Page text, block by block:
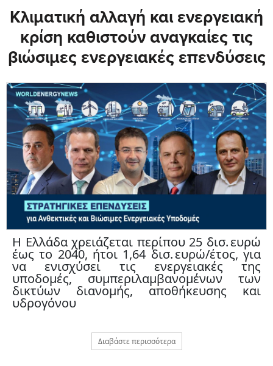
Κλιματική αλλαγή και ενεργειακή
κρίση καθιστούν αναγκαίες τις
βιώσιμες ενεργειακές επενδύσεις
Η Ελλάδα χρειάζεται περίπου 25 δισ. ευρώ
έως το 2040, ήτοι 1,64 δισ. ευρώ/έτος, για
να ενισχύσει τις ενεργειακές της
υποδομές, συμπεριλαμβανομένων των
δικτύων διανομής, αποθήκευσης και
υδρογόνου
Διαβάστε περισσότερα